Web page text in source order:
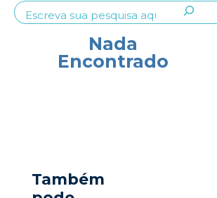
Nada
Encontrado
Também